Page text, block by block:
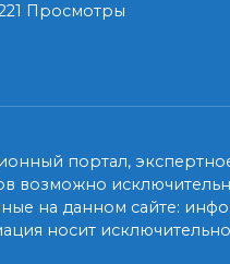
Просмотры
портал,
возможно
на данном сайте:
носит